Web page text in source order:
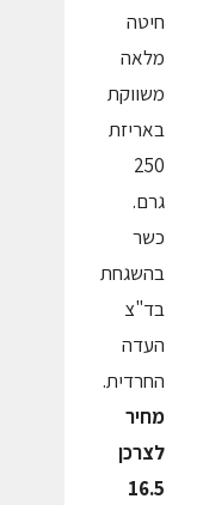
חיטה
מלאה
משווקת
באריזת
250
גרם.
כשר
בהשגחת
בד"צ
העדה
החרדית.
מחיר
לצרכן
16.5